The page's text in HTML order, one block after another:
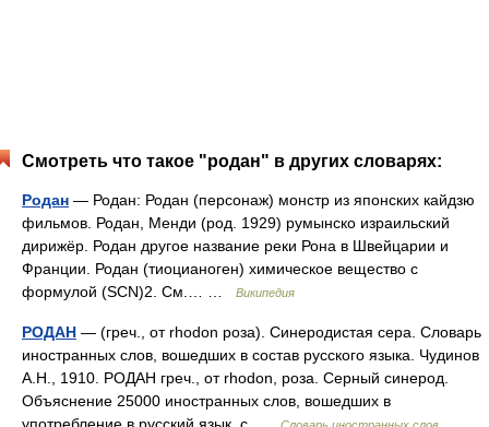
Смотреть что такое "родан" в других словарях:
Родан — Родан: Родан (персонаж) монстр из японских кайдзю
фильмов. Родан, Менди (род. 1929) румынско израильский
дирижёр. Родан другое название реки Рона в Швейцарии и
Франции. Родан (тиоцианоген) химическое вещество с
формулой (SCN)2. См.… …
Википедия
РОДАН — (греч., от rhodon роза). Синеродистая сера. Словарь
иностранных слов, вошедших в состав русского языка. Чудинов
А.Н., 1910. РОДАН греч., от rhodon, роза. Серный синерод.
Объяснение 25000 иностранных слов, вошедших в